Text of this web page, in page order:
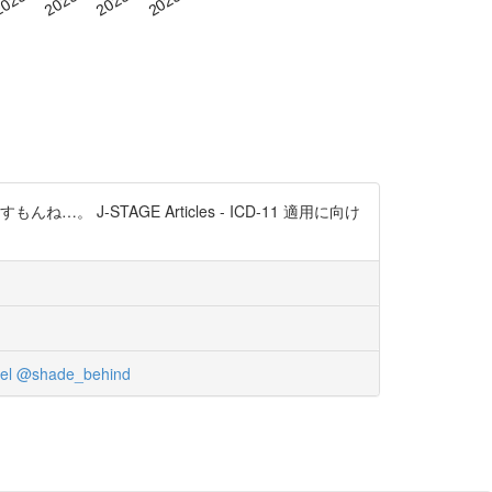
もんね…。 J-STAGE Articles - ICD-11 適用に向け
@shade_behind